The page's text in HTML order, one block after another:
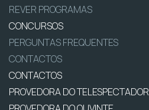
REVER PROGRAMAS
CONCURSOS
PERGUNTAS FREQUENTES
CONTACTOS
CONTACTOS
PROVEDORA DO TELESPECTADOR